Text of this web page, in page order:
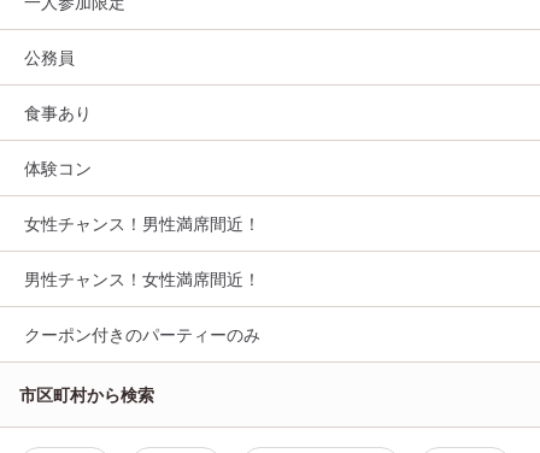
公務員
食事あり
体験コン
女性チャンス！男性満席間近！
男性チャンス！女性満席間近！
クーポン付きのパーティーのみ
市区町村から検索